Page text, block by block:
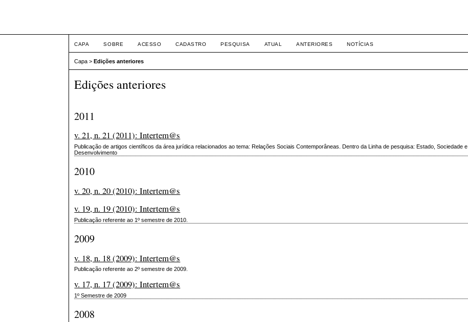
CAPA SOBRE ACESSO CADASTRO PESQUISA ATUAL ANTERIORES NOTÍCIAS
Capa >Edições anteriores
Edições anteriores
2011
v. 21, n. 21 (2011): Intertem@s
Publicação de artigos científicos da área jurídica relacionados ao tema: Relações Sociais Contemporâneas. Dentro da Linha de pesquisa: Estado, Sociedade e
Desenvolvimento
2010
v. 20, n. 20 (2010): Intertem@s
v. 19, n. 19 (2010): Intertem@s
Publicação referente ao 1º semestre de 2010.
2009
v. 18, n. 18 (2009): Intertem@s
Publicação referente ao 2º semestre de 2009.
v. 17, n. 17 (2009): Intertem@s
1º Semestre de 2009
2008